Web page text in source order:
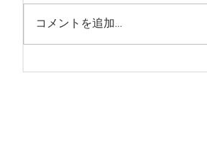
留学ビザから就労ビザの変更
コメントを追加…